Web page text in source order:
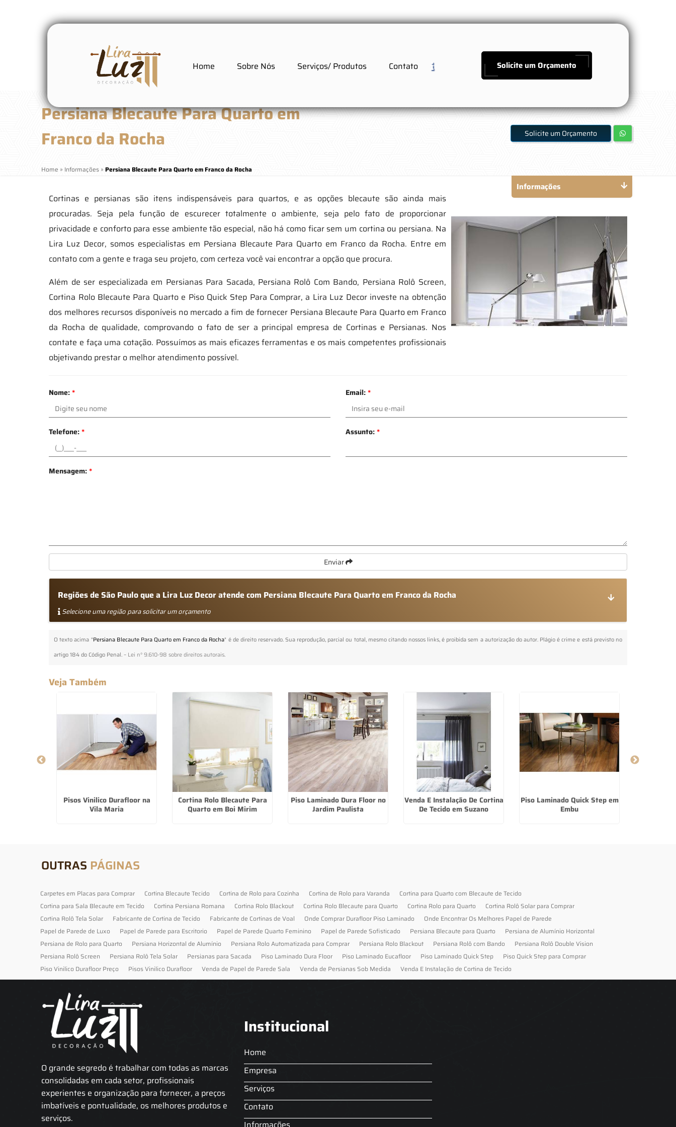
Home Sobre Nós Serviços/ Produtos Contato Solicite um Orçamento
Persiana Blecaute Para Quarto em
Franco da Rocha
Home » Informações »Persiana Blecaute Para Quarto em Franco da Rocha
Solicite um Orçamento
Cortinas e persianas são itens indispensáveis para quartos, e as opções blecaute são ainda mais
procuradas. Seja pela função de escurecer totalmente o ambiente, seja pelo fato de proporcionar
privacidade e conforto para esse ambiente tão especial, não há como ficar sem um cortina ou persiana. Na
Lira Luz Decor, somos especialistas em Persiana Blecaute Para Quarto em Franco da Rocha. Entre em
contato com a gente e traga seu projeto, com certeza você vai encontrar a opção que procura.
Além de ser especializada em Persianas Para Sacada, Persiana Rolô Com Bando, Persiana Rolô Screen,
Cortina Rolo Blecaute Para Quarto e Piso Quick Step Para Comprar, a Lira Luz Decor investe na obtenção
dos melhores recursos disponíveis no mercado a fim de fornecer Persiana Blecaute Para Quarto em Franco
da Rocha de qualidade, comprovando o fato de ser a principal empresa de Cortinas e Persianas. Nos
contate e faça uma cotação. Possuímos as mais eficazes ferramentas e os mais competentes profissionais
objetivando prestar o melhor atendimento possível.
Nome:* Email:*
Telefone:* Assunto:*
Mensagem:*
Enviar
Regiões de São Paulo que a Lira Luz Decor atende com Persiana Blecaute Para Quarto em Franco da Rocha
Selecione uma região para solicitar um orçamento
O texto acima "Persiana Blecaute Para Quarto em Franco da Rocha" é de direito reservado. Sua reprodução, parcial ou total, mesmo citando nossos links, é proibida sem a autorização do autor. Plágio é crime e está previsto no
artigo 184 do Código Penal. – Lei n° 9.610-98 sobre direitos autorais.
Informações
Veja Também
Pisos Vinilico Durafloor na
Vila Maria
Cortina Rolo Blecaute Para
Quarto em Boi Mirim
Piso Laminado Dura Floor no
Jardim Paulista
Venda E Instalação De Cortina
De Tecido em Suzano
Piso Laminado Quick Step em
Embu
OUTRAS PÁGINAS
Carpetes em Placas para Comprar Cortina Blecaute Tecido Cortina de Rolo para Cozinha Cortina de Rolo para Varanda
Cortina para Quarto com Blecaute de Tecido
Cortina para Sala Blecaute em Tecido
Cortina Persiana Romana Cortina Rolo Blackout Cortina Rolo Blecaute para Quarto Cortina Rolo para Quarto
Cortina Rolô Solar para Comprar
Cortina Rolô Tela Solar
Fabricante de Cortina de Tecido Fabricante de Cortinas de Voal Onde Comprar Durafloor Piso Laminado
Onde Encontrar Os Melhores Papel de Parede
Papel de Parede de Luxo
Papel de Parede para Escritorio Papel de Parede Quarto Feminino Papel de Parede Sofisticado Persiana Blecaute para Quarto
Persiana de Alumínio Horizontal
Persiana de Rolo para Quarto
Persiana Horizontal de Alumínio Persiana Rolo Automatizada para Comprar Persiana Rolo Blackout Persiana Rolô com Bando
Persiana Rolô Double Vision
Persiana Rolô Screen
Persiana Rolô Tela Solar Persianas para Sacada Piso Laminado Dura Floor Piso Laminado Eucafloor Piso Laminado Quick Step
Piso Quick Step para Comprar
Piso Vinilico Durafloor Preço
Pisos Vinilico Durafloor Venda de Papel de Parede Sala Venda de Persianas Sob Medida Venda E Instalação de Cortina de Tecido
O grande segredo é trabalhar com todas as marcas
consolidadas em cada setor, profissionais
experientes e organização para fornecer, a preços
imbatíveis e pontualidade, os melhores produtos e
serviços.
Institucional
Home
Empresa
Serviços
Contato